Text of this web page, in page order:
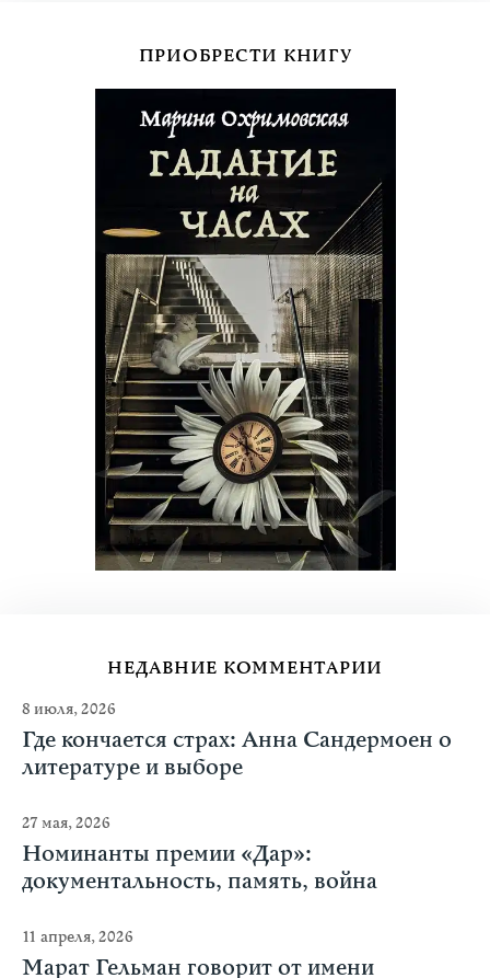
ПРИОБРЕСТИ КНИГУ
НЕДАВНИЕ КОММЕНТАРИИ
8 июля, 2026
Где кончается страх: Анна Сандермоен о
литературе и выборе
27 мая, 2026
Номинанты премии «Дар»:
документальность, память, война
11 апреля, 2026
Марат Гельман говорит от имени